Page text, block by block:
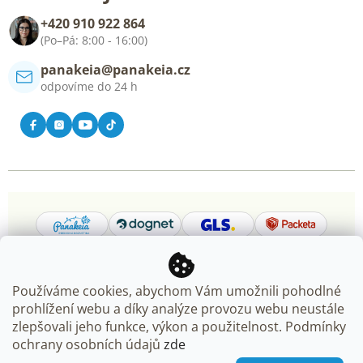
Používáme cookies, abychom Vám umožnili pohodlné
prohlížení webu a díky analýze provozu webu neustále
zlepšovali jeho funkce, výkon a použitelnost. Podmínky
ochrany osobních údajů zde
Kontakt
+420 910 922 864
(Po–Pá: 8:00 - 16:00)
panakeia@panakeia.cz
odpovíme do 24 h
Copyright 2026Panakeia.cz. Všechna práva vyhrazena.
Upravit nastavení cookies